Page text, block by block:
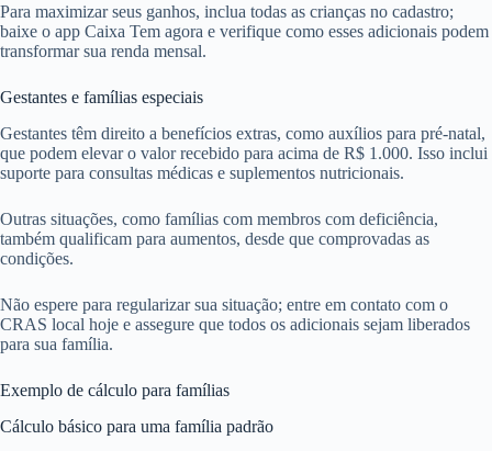
Para maximizar seus ganhos, inclua todas as crianças no cadastro;
baixe o app Caixa Tem agora e verifique como esses adicionais podem
transformar sua renda mensal.
Gestantes e famílias especiais
Gestantes têm direito a benefícios extras, como auxílios para pré-natal,
que podem elevar o valor recebido para acima de R$ 1.000. Isso inclui
suporte para consultas médicas e suplementos nutricionais.
Outras situações, como famílias com membros com deficiência,
também qualificam para aumentos, desde que comprovadas as
condições.
Não espere para regularizar sua situação; entre em contato com o
CRAS local hoje e assegure que todos os adicionais sejam liberados
para sua família.
Exemplo de cálculo para famílias
Cálculo básico para uma família padrão